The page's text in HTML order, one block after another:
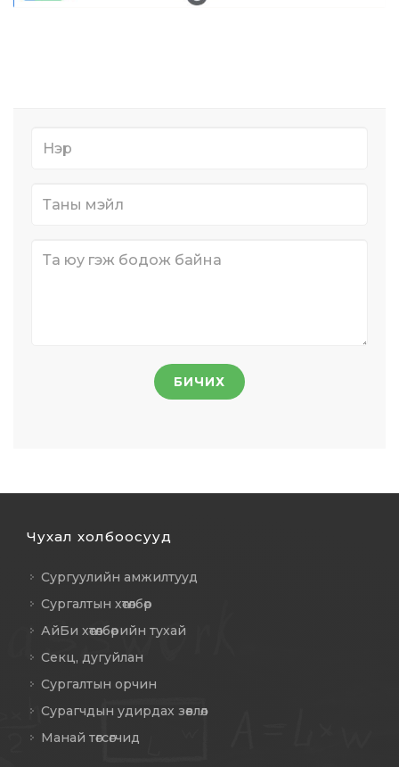
БИЧИХ
Чухал холбоосууд
Сургуулийн амжилтууд
Сургалтын хөтөлбөр
АйБи хөтөлбөрийн тухай
Секц, дугуйлан
Сургалтын орчин
Сурагчдын удирдах зөвлөл
Манай төгсөгчид